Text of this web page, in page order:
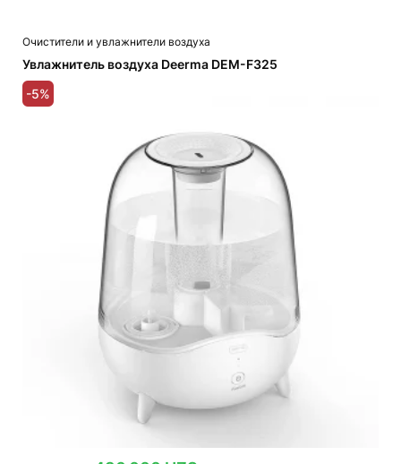
Очистители и увлажнители воздуха
Увлажнитель воздуха Deerma DEM-F325
-5%